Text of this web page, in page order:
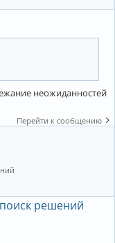
неожиданностей
Перейти к сообщению
решений